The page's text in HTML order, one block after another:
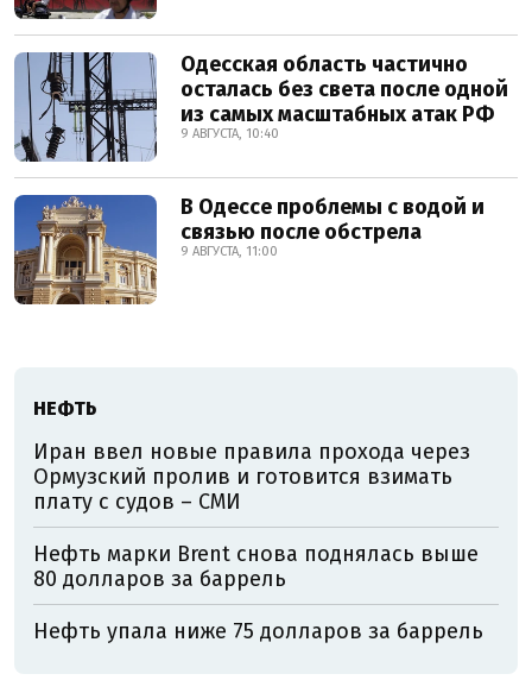
Одесская область частично
осталась без света после одной
из самых масштабных атак РФ
9 АВГУСТА, 10:40
В Одессе проблемы с водой и
связью после обстрела
9 АВГУСТА, 11:00
НЕФТЬ
Иран ввел новые правила прохода через
Ормузский пролив и готовится взимать
плату с судов – СМИ
Нефть марки Brent снова поднялась выше
80 долларов за баррель
Нефть упала ниже 75 долларов за баррель